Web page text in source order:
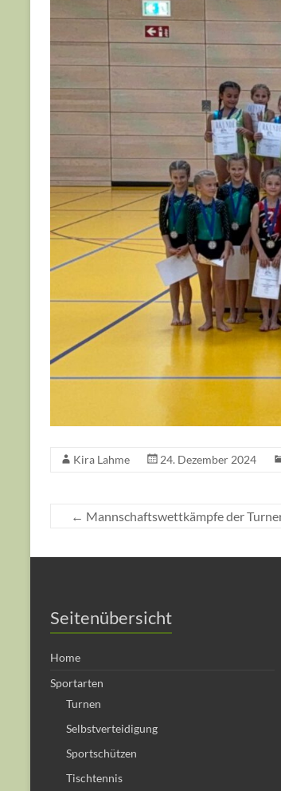
Kira Lahme 24. Dezember 2024
← Mannschaftswettkämpfe der
Seitenübersicht
Home
Sportarten
Turnen
Selbstverteidigung
Sportschützen
Tischtennis